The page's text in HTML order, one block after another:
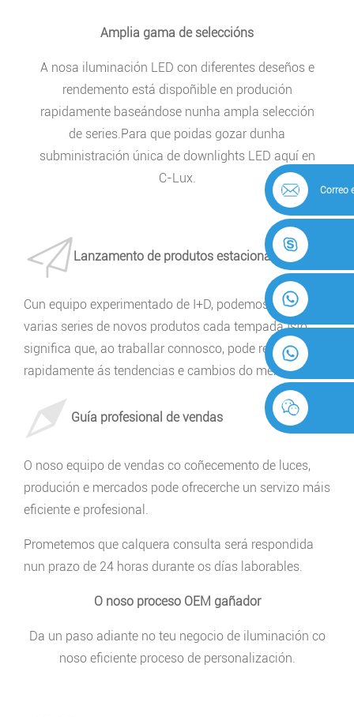
Amplia gama de seleccións
A nosa iluminación LED con diferentes deseños e
rendemento está dispoñible en produción
rapidamente baseándose nunha ampla selección
de series.Para que poidas gozar dunha
subministración única de downlights LED aquí en
C-Lux.
Lanzamento de produtos estacionais
Cun equipo experimentado de I+D, podemos lanzar
varias series de novos produtos cada tempada.Isto
significa que, ao traballar connosco, pode responder
rapidamente ás tendencias e cambios do mercado.
Guía profesional de vendas
O noso equipo de vendas co coñecemento de luces,
produción e mercados pode ofrecerche un servizo máis
eficiente e profesional.
Prometemos que calquera consulta será respondida
nun prazo de 24 horas durante os días laborables.
O noso proceso OEM gañador
Da un paso adiante no teu negocio de iluminación co
noso eficiente proceso de personalización.
Correo